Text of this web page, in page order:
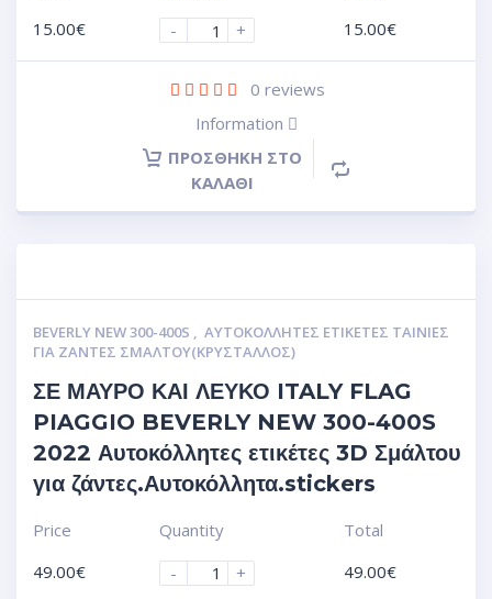
15.00€
-
+
15.00€
0 reviews
Information
ΠΡΟΣΘΉΚΗ ΣΤΟ
ΚΑΛΆΘΙ
BEVERLY NEW 300-400S , ΑΥΤΟΚΌΛΛΗΤΕΣ ΕΤΙΚΈΤΕΣ ΤΑΙΝΊΕΣ
ΓΙΑ ΖΆΝΤΕΣ ΣΜΆΛΤΟΥ(ΚΡΎΣΤΑΛΛΟΣ)
ΣΕ ΜΑΥΡΟ ΚΑΙ ΛΕΥΚΟ ITALY FLAG
PIAGGIO BEVERLY NEW 300-400S
2022 Αυτοκόλλητες ετικέτες 3D Σμάλτου
για ζάντες.Αυτοκόλλητα.stickers
Price
49.00€
Quantity
-
+
Total
49.00€